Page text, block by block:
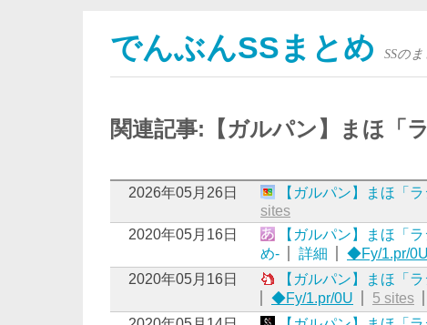
でんぶんSSまとめ SSの
関連記事:【ガルパン】まほ「
2026年05月26日 【ガルパン】まほ「
sites
2020年05月16日
【ガルパン】まほ「
め-
詳細 ◆Fy/1.pr/0U
2020年05月16日
【ガルパン】まほ「
◆Fy/1.pr/0U
5 sites